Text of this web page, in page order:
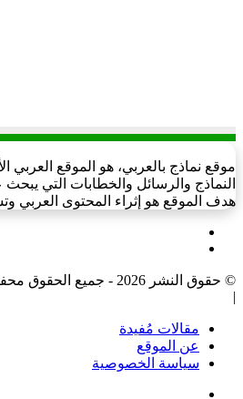
موقع نماذج بالعربي، هو الموقع
النماذج والرسائل والخطابات التي
هدف الموقع هو إثراء المحتوى العربي
© حقوق النشر 2026 - جميع
|
مقالات مُفيدة
عن الموقع
سياسة الخصوصية